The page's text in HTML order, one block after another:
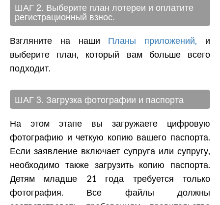
ШАГ 2. Выберите план лотереи и оплатите
регистрационный взнос.
Взгляните на наши Планы приложений, и
выберите план, который вам больше всего
подходит.
ШАГ 3. Загрузка фотографии и паспорта
На этом этапе вы загружаете цифровую
фотографию и четкую копию вашего паспорта.
Если заявление включает супруга или супругу,
необходимо также загрузить копию паспорта.
Детям младше 21 года требуется только
фотография. Все файлы должны